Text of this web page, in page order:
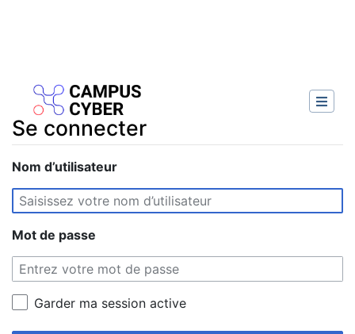
Se connecter
Aller à :navigation
Nom d’utilisateur
Mot de passe
Garder ma session active